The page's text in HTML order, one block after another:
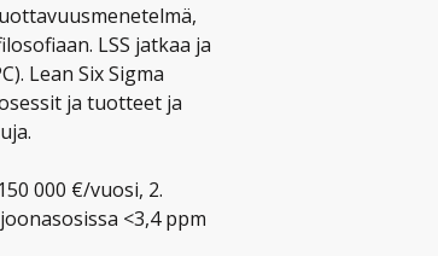
LSS jatkaa ja
Lean Six Sigma
ja tuotteet ja
000 €/vuosi, 2.
<3,4 ppm